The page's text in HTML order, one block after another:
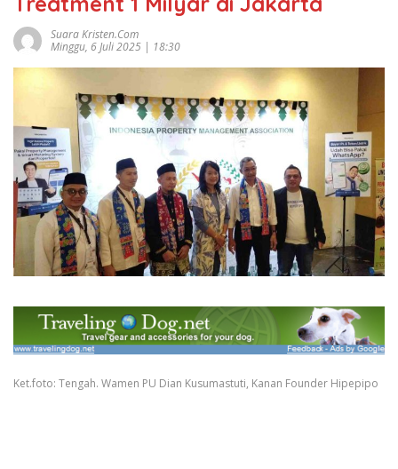
Suara Kristen.com
Minggu, 6 Juli 2025 | 18:30
Ket.foto: Tengah. Wamen PU Dian Kusumastuti, Kanan Founder Hipepipo